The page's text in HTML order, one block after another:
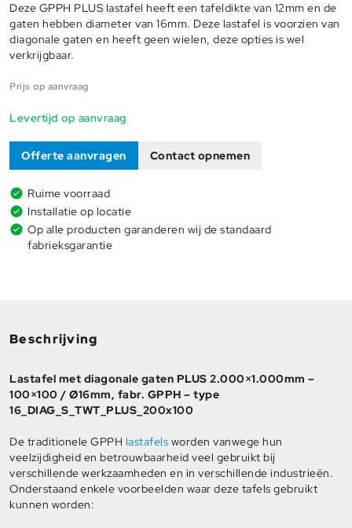
Deze GPPH PLUS lastafel heeft een tafeldikte van 12mm en de
gaten hebben diameter van 16mm. Deze lastafel is voorzien van
diagonale gaten en heeft geen wielen, deze opties is wel
verkrijgbaar.
Prijs op aanvraag
Levertijd op aanvraag
Offerte aanvragen Contact opnemen
Ruime voorraad
Installatie op locatie
Op alle producten garanderen wij de standaard
fabrieksgarantie
Beschrijving
Lastafel met diagonale gaten PLUS 2.000×1.000mm –
100×100 / Ø16mm, fabr. GPPH – type
16_DIAG_S_TWT_PLUS_200x100
De traditionele GPPH lastafels worden vanwege hun
veelzijdigheid en betrouwbaarheid veel gebruikt bij
verschillende werkzaamheden en in verschillende industrieën.
Onderstaand enkele voorbeelden waar deze tafels gebruikt
kunnen worden: